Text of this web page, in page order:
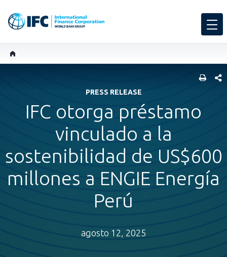
PRESS RELEASE
IFC otorga préstamo
vinculado a la
sostenibilidad de US$600
millones a ENGIE Energía
Perú
agosto 12, 2025